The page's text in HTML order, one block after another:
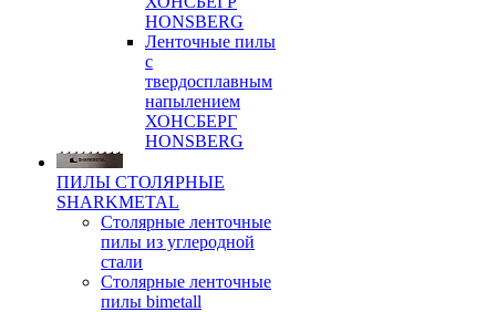
HONSBERG
Ленточные пилы
с
твердосплавным
напылением
ХОНСБЕРГ
HONSBERG
ПИЛЫ СТОЛЯРНЫЕ
SHARKMETAL
Столярные ленточные
пилы из углеродной
стали
Столярные ленточные
пилы bimetall